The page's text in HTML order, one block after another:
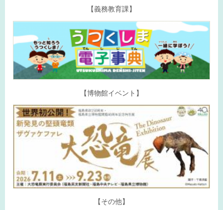
【義務教育課】
【博物館イベント】
【その他】